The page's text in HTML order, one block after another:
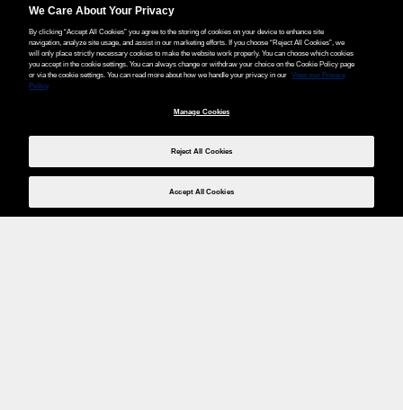
We Care About Your Privacy
By clicking “Accept All Cookies” you agree to the storing of cookies on your device to enhance site
navigation, analyze site usage, and assist in our marketing efforts. If you choose “Reject All Cookies”, we
will only place strictly necessary cookies to make the website work properly. You can choose which cookies
you accept in the cookie settings. You can always change or withdraw your choice on the Cookie Policy page
or via the cookie settings. You can read more about how we handle your privacy in our
View our Privacy
Policy
Manage Cookies
Reject All Cookies
Accept All Cookies